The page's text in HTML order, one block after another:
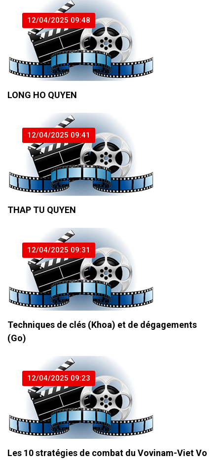
12/04/2025 09:48
LONG HO QUYEN
12/04/2025 09:41
THAP TU QUYEN
12/04/2025 09:31
Techniques de clés (Khoa) et de dégagements
(Go)
12/04/2025 09:23
Les 10 stratégies de combat du Vovinam-Viet Vo